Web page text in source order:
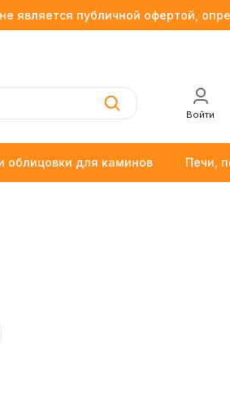
является публичной офертой,
Войти
облицовки для каминов Печи,